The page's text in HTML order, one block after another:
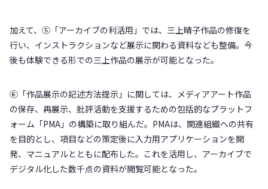
加えて、⑤「アーカイブの利活用」では、三上晴子作品の修復を
行い、インストラクションなど展示に関わる資料なども整備。今
後も体験できる形での三上作品の展示が可能となった。
⑥「作品展示の記述方法提示」に関しては、メディアアート作品
の保存、再展示、批評活動を支援するための包括的なプラットフ
ォーム「PMA」の構築に取り組んだ。PMAは、関連組織への共有
を目的とし、項目などの策定後に入力用アプリケーションを開
発、マニュアルとともに配布した。これを活用し、アーカイブで
デジタル化した数千点の資料が閲覧可能となった。